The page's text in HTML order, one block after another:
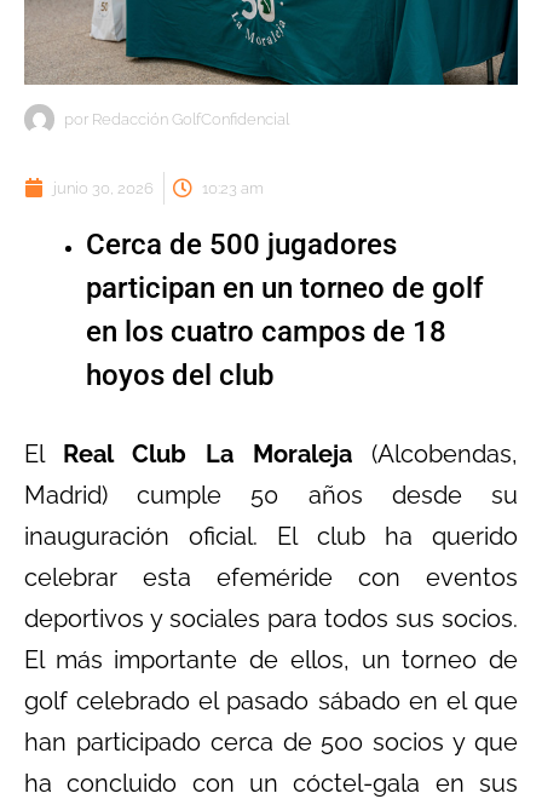
por Redacción GolfConfidencial
junio 30, 2026 10:23 am
Cerca de 500 jugadores
participan en un torneo de golf
en los cuatro campos de 18
hoyos del club
El Real Club La Moraleja (Alcobendas,
Madrid) cumple 50 años desde su
inauguración oficial. El club ha querido
celebrar esta efeméride con eventos
deportivos y sociales para todos sus socios.
El más importante de ellos, un torneo de
golf celebrado el pasado sábado en el que
han participado cerca de 500 socios y que
ha concluido con un cóctel-gala en sus